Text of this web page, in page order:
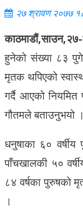
२७ श्रावण २०७७
काठमाडौं,साउन,२७-
हुनेको संख्या ८३
मृतक थपिएको
गर्दै आएको नियमित
गौतमले बताउनुभयो ।
धनुषाका ६०
पाँचखालकी ५०
८४ वर्षका पुरुषको
।